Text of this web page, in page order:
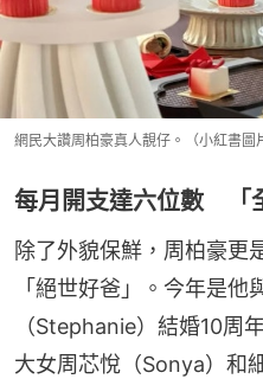
網民大讚周柏豪真人靚仔。（小紅書圖
每月開支達六位數 「
除了外貌保鮮，周柏豪更
「絕世好爸」。今年是他
（Stephanie）結婚10周
大女周芯悅（Sonya）和